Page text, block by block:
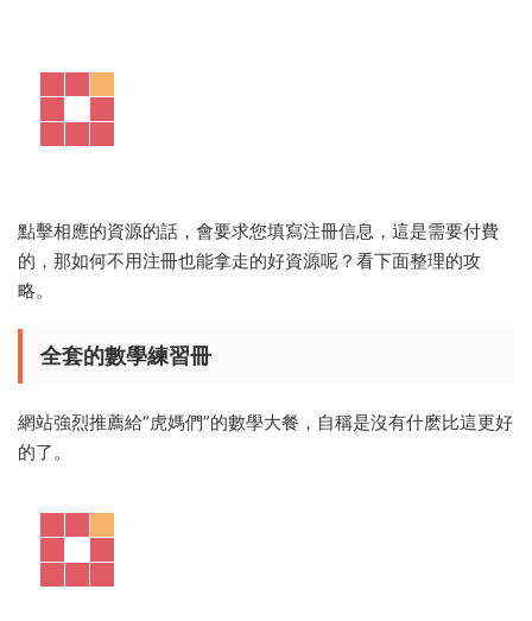
點擊相應的資源的話，會要求您填寫注冊信息，這是需要付費
的，那如何不用注冊也能拿走的好資源呢？看下面整理的攻
略。
全套的數學練習冊
網站強烈推薦給“虎媽們”的數學大餐，自稱是沒有什麽比這更好
的了。